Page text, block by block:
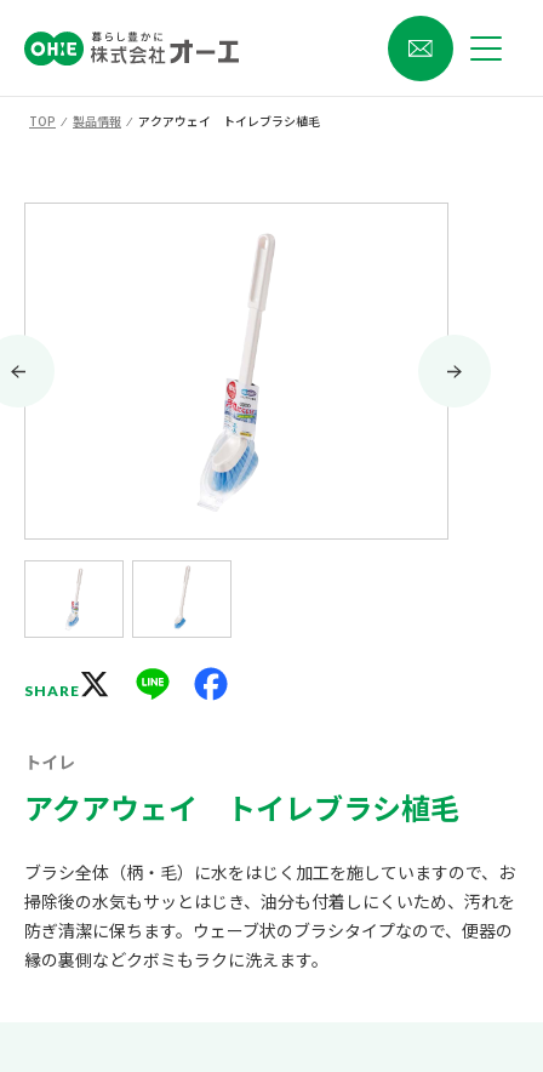
TOP ⁄ 製品情報 ⁄ アクアウェイ トイレブラシ植毛
SHARE Line
トイレ
アクアウェイ トイレブラシ植毛
ブラシ全体（柄・毛）に水をはじく加工を施していますので、お
掃除後の水気もサッとはじき、油分も付着しにくいため、汚れを
防ぎ清潔に保ちます。ウェーブ状のブラシタイプなので、便器の
縁の裏側などクボミもラクに洗えます。